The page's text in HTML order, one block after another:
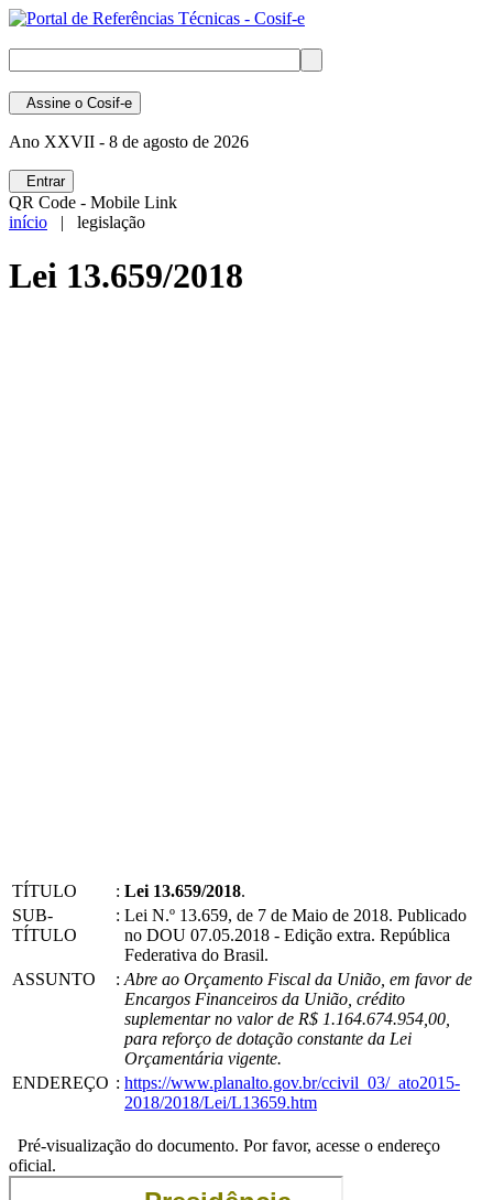
Assine o Cosif-e
Ano XXVII - 8 de agosto de 2026
Entrar
QR Code - Mobile Link
início | legislação
Lei 13.659/2018
TÍTULO : Lei 13.659/2018.
SUB-
TÍTULO
: Lei N.º 13.659, de 7 de Maio de 2018. Publicado
no DOU 07.05.2018 - Edição extra. República
Federativa do Brasil.
ASSUNTO
: Abre ao Orçamento Fiscal da União, em favor de
Encargos Financeiros da União, crédito
suplementar no valor de R$ 1.164.674.954,00,
para reforço de dotação constante da Lei
Orçamentária vigente.
ENDEREÇO : https://www.planalto.gov.br/ccivil_03/_ato2015-
2018/2018/Lei/L13659.htm
Pré-visualização do documento. Por favor, acesse o endereço
oficial.